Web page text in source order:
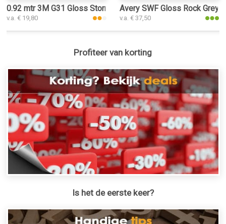
0.92 mtr 3M G31 Gloss Storm Gray
v.a. € 19,80
Avery SWF Gloss Rock Grey
v.a. € 37,50
Profiteer van korting
Is het de eerste keer?